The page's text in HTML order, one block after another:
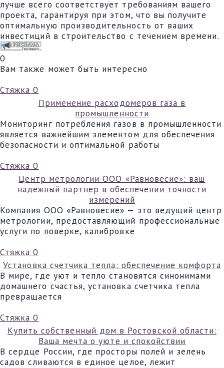
лучше всего соответствует требованиям вашего
проекта, гарантируя при этом, что вы получите
оптимальную производительность от ваших
инвестиций в строительство с течением времени.
0
Вам также может быть интересно
Стяжка 0
Применение расходомеров газа в
промышленности
Мониторинг потребления газов в промышленности
является важнейшим элементом для обеспечения
безопасности и оптимальной работы
Стяжка 0
Центр метрологии ООО «Равновесие»: ваш
надежный партнер в обеспечении точности
измерений
Компания ООО «Равновесие» — это ведущий центр
метрологии, предоставляющий профессиональные
услуги по поверке, калибровке
Стяжка 0
Установка счетчика тепла: обеспечение комфорта
В мире, где уют и тепло становятся синонимами
домашнего счастья, установка счетчика тепла
превращается
Стяжка 0
Купить собственный дом в Ростовской области:
Ваша мечта о уюте и спокойствии
В сердце России, где просторы полей и зелень
садов сливаются в единое целое, лежит